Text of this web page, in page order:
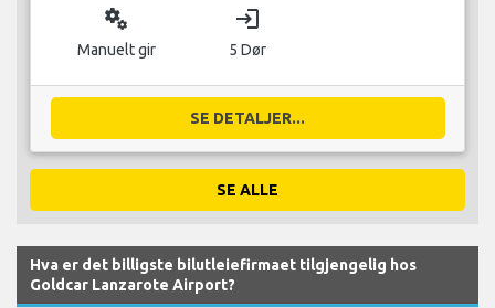
miscellaneous_services
Manuelt gir
login
5 Dør
SE DETALJER...
SE ALLE
Hva er det billigste bilutleiefirmaet tilgjengelig hos
Goldcar Lanzarote Airport?